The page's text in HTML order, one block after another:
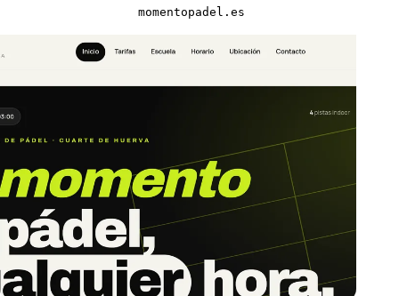
momentopadel.es